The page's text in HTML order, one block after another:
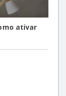
ativar